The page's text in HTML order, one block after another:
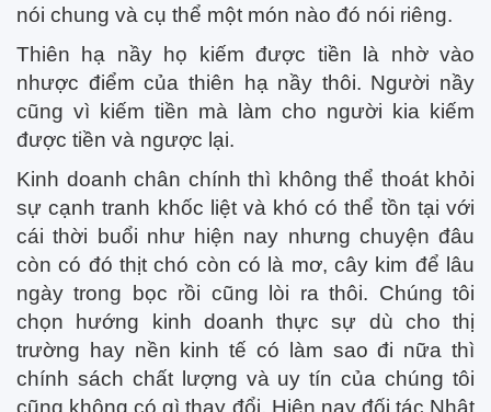
nói chung và cụ thể một món nào đó nói riêng.
Thiên hạ nầy họ kiếm được tiền là nhờ vào
nhược điểm của thiên hạ nầy thôi. Người nầy
cũng vì kiếm tiền mà làm cho người kia kiếm
được tiền và ngược lại.
Kinh doanh chân chính thì không thể thoát khỏi
sự cạnh tranh khốc liệt và khó có thể tồn tại với
cái thời buổi như hiện nay nhưng chuyện đâu
còn có đó thịt chó còn có là mơ, cây kim để lâu
ngày trong bọc rồi cũng lòi ra thôi. Chúng tôi
chọn hướng kinh doanh thực sự dù cho thị
trường hay nền kinh tế có làm sao đi nữa thì
chính sách chất lượng và uy tín của chúng tôi
cũng không có gì thay đổi. Hiện nay đối tác Nhật